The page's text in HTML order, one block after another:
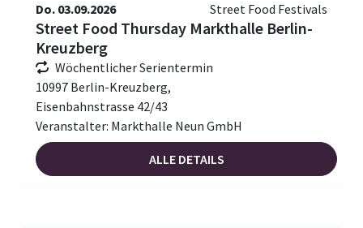
Do. 03.09.2026 Street Food Festivals
Street Food Thursday Markthalle Berlin-
Kreuzberg
Wöchentlicher Serientermin
10997 Berlin-Kreuzberg,
Eisenbahnstrasse 42/43
Veranstalter: Markthalle Neun GmbH
ALLE DETAILS